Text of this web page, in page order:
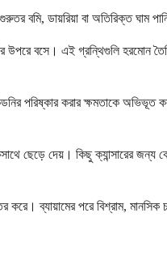
বমি, ডায়রিয়া বা অতিরিক্ত ঘাম
বসে। এই গ্রন্থিগুলি হরমোন তৈরি
পরিষ্কার করার ক্ষমতাকে অভিভূত
ছেড়ে দেয়। কিছু ক্যান্সারের জন্য
ব্যায়ামের পরে বিশ্রাম, মানসিক